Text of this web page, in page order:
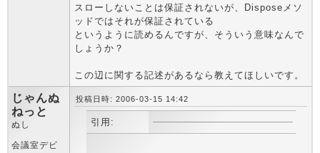
スローしないことは保証されないが、Disposeメソ
ッドではそれが保証されている
というように読めるんですが、そういう意味なんで
しょうか？
この辺に関する記述があるなら教えてほしいです。
じゃんぬ
ねっと
ぬし
会議室デビ
投稿日時: 2006-03-15 14:42
引用: